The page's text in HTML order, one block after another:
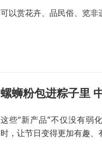
可以赏花卉、品民俗、览非
螺蛳粉包进粽子里
这些“新产品”不仅没有弱
时，让节日变得更加有趣、